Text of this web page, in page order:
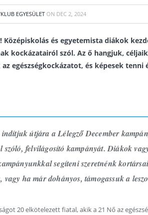
EGYESÜLET ON DEC 2, 2024
Középiskolás és egyetemista diákok
kockázatairól szól. Az ő hangjuk,
egészségkockázatot, és képesek tenni
útjára a Lélegző December
szóló, felvilágosító kampányát. Diákok
segíteni szeretnénk
vagy ha már dohányos, támogassuk a
20 elkötelezett fiatal, akik a 21 Nő az